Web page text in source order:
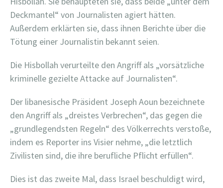
Deckmantel“ von Journalisten agiert hätten.
Außerdem erklärten sie, dass ihnen Berichte über die
Tötung einer Journalistin bekannt seien.
Die Hisbollah verurteilte den Angriff als „vorsätzliche
kriminelle gezielte Attacke auf Journalisten“.
Der libanesische Präsident Joseph Aoun bezeichnete
den Angriff als „dreistes Verbrechen“, das gegen die
„grundlegendsten Regeln“ des Völkerrechts verstoße,
indem es Reporter ins Visier nehme, „die letztlich
Zivilisten sind, die ihre berufliche Pflicht erfüllen“.
Dies ist das zweite Mal, dass Israel beschuldigt wird,